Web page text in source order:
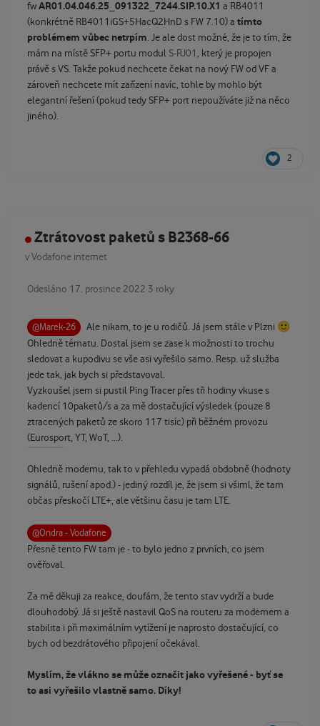
fwAR01.04.046.25_091322_7244.SIP.10.X1 a RB4011
(konkrétně RB4011iGS+5HacQ2HnD s FW 7.10) a tímto
problémem vůbec netrpím. Je ale dost možné, že je to tím, že
mám na místě SFP+ portu modul S-RJ01 , který je propojen
právě s VS. Takže pokud nechcete čekat na nový FW od VF a
zároveň nechcete mít zařízení navíc, tohle by mohlo být
elegantní řešení (pokud tedy SFP+ port nepoužíváte již na něco
jiného).
2
Ztrátovost paketů s B2368-66
vVodafone internet
Odesláno 17. prosince 2022 3 roky
@Marek-26 Ale nikam, to je u rodičů. Já jsem stále v Plzni 🙂
Ohledně tématu. Dostal jsem se zase k možnosti to trochu
sledovat a kupodivu se vše asi vyřešilo samo. Resp. už služba
jede tak, jak bych si představoval.
Vyzkoušel jsem si pustil Ping Tracer přes tři hodiny vkuse s
kadencí 10paketů/s a za mě dostačující výsledek (pouze 8
ztracených paketů ze skoro 117 tisíc) při běžném provozu
(Eurosport, YT, WoT, ...).
Ohledně modemu, tak to v přehledu vypadá obdobně (hodnoty
signálů, rušení apod.) - jediný rozdíl je, že jsem si všiml, že tam
občas přeskočí LTE+, ale většinu času je tam LTE.
@Ondra - Vodafone
Přesně tento FW tam je - to bylo jedno z prvních, co jsem
ověřoval.
Za mě děkuji za reakce, doufám, že tento stav vydrží a bude
dlouhodobý. Já si ještě nastavil QoS na routeru za modemem a
stabilita i při maximálním vytížení je naprosto dostačující, co
bych od bezdrátového připojení očekával.
Myslím, že vlákno se může označit jako vyřešené - byť se
to asi vyřešilo vlastně samo. Díky!